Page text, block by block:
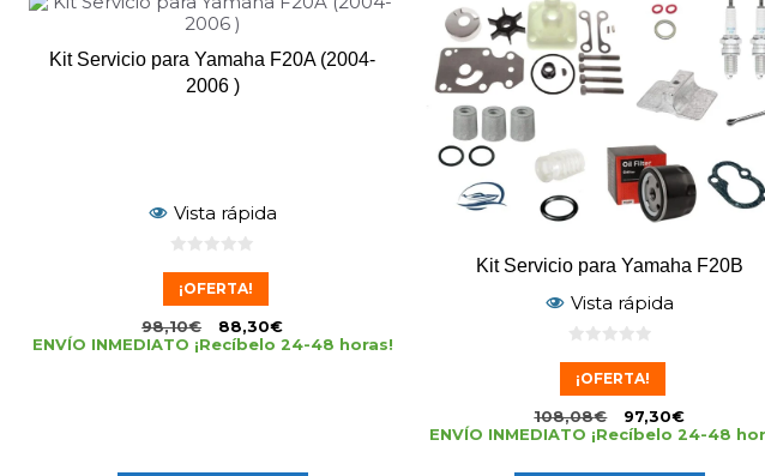
Kit Servicio para Yamaha F20A (2004-
2006 )
Vista rápida
5
¡OFERTA!
98,10€ 88,30€
ENVÍO INMEDIATO ¡Recíbelo 24-48 horas!
Kit Servicio para Yamaha F20B
Vista rápida
5
¡OFERTA!
108,08€ 97,30€
ENVÍO INMEDIATO ¡Recíbelo 24-48